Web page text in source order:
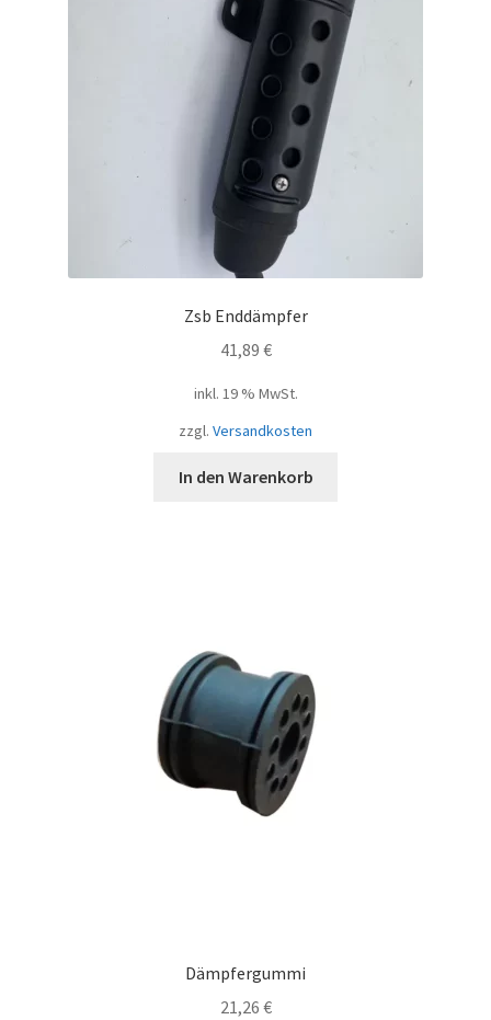
Zsb Enddämpfer
41,89 €
inkl. 19 % MwSt.
zzgl. Versandkosten
In den Warenkorb
Dämpfergummi
21,26 €